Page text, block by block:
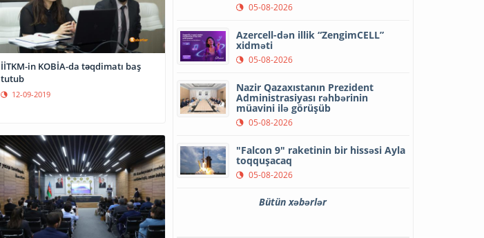
İİTKM-in KOBİA-da təqdimatı baş
tutub
12-09-2019
05-08-2026
Azercell-dən illik “ZengimCELL”
xidməti
05-08-2026
Nazir Qazaxıstanın Prezident
Administrasiyası rəhbərinin
müavini ilə görüşüb
05-08-2026
"Falcon 9" raketinin bir hissəsi Ayla
toqquşacaq
05-08-2026
Bütün xəbərlər